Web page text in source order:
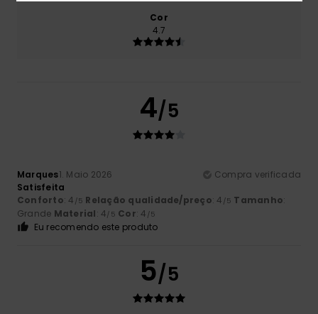
Cor
4.7
4/5
Marques1. Maio 2026
Compra verificada
Satisfeita
Conforto: 4 /5 Relação qualidade/preço: 4 /5 Tamanho:
Grande Material: 4/5 Cor: 4 /5
Eu recomendo este produto
5/5